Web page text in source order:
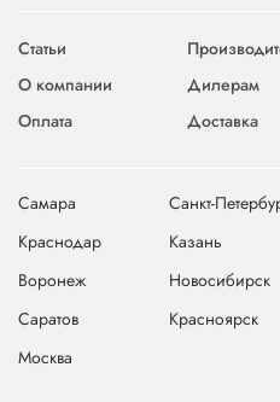
Статьи
О компании
Дилерам
Оплата
Доставка
Самара Санкт-
Краснодар
Казань
Воронеж
Новосибирск
Саратов
Красноярск
Москва